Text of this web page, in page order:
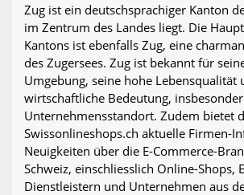
Zug ist ein deutschsprachiger Kanton
im Zentrum des Landes liegt. Die
Kantons ist ebenfalls Zug, eine
des Zugersees. Zug ist bekannt für
Umgebung, seine hohe Lebensqualität
wirtschaftliche Bedeutung,
Unternehmensstandort. Zudem bietet
Swissonlineshops.ch aktuelle Firmen-
Neuigkeiten über die E-Commerce-
Schweiz, einschliesslich Online-Shops,
Dienstleistern und Unternehmen aus